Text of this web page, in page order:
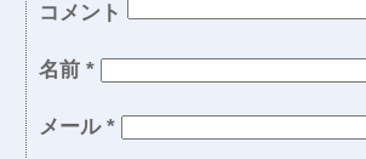
コメント
名前 *
メール *